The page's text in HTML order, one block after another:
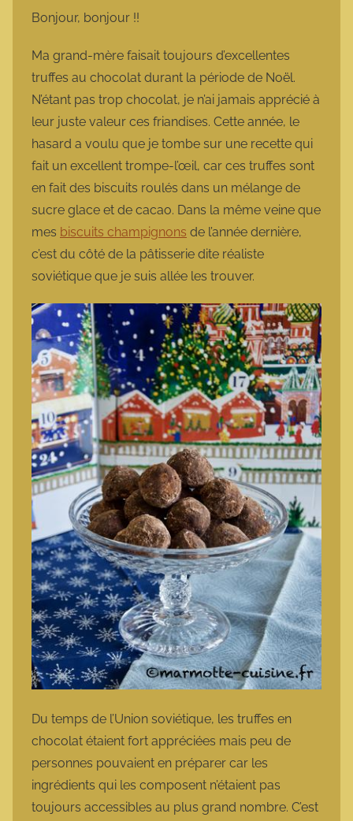
m
o
t
t
e
Bonjour, bonjour !!
Ma grand-mère faisait toujours d’excellentes
truffes au chocolat durant la période de Noël.
N’étant pas trop chocolat, je n’ai jamais apprécié à
leur juste valeur ces friandises. Cette année, le
hasard a voulu que je tombe sur une recette qui
fait un excellent trompe-l’œil, car ces truffes sont
en fait des biscuits roulés dans un mélange de
sucre glace et de cacao. Dans la même veine que
mes biscuits champignons de l’année dernière,
c’est du côté de la pâtisserie dite réaliste
soviétique que je suis allée les trouver.
Du temps de l’Union soviétique, les truffes en
chocolat étaient fort appréciées mais peu de
personnes pouvaient en préparer car les
ingrédients qui les composent n’étaient pas
toujours accessibles au plus grand nombre. C’est